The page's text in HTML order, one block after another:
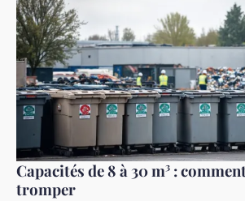
Capacités de 8 à 30 m³ :
tromper